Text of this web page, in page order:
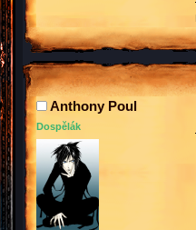
Anthony Poul
Dospělák